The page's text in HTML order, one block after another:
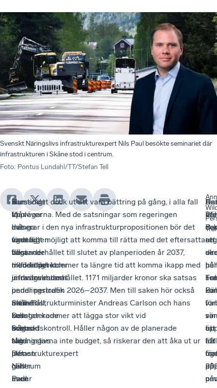
Svenskt Näringslivs infrastrukturexpert Nils Paul besökte seminariet där
infrastrukturen i Skåne stod i centrum.
Foto: Pontus Lundahl/TT/Stefan Tell
Hur
står
det
egentligen
till
med
infrastrukturen
i
Skåne?
Den
frågan
stod
i
centrum
under
–
Vi
har
under
flera
mandatperioder
underinvesterat
i
underhåll,
konstaterade
Svenskt
Näringslivs
infrastrukturexpert
Nils
Paul.
Samtidigt
upplever
många
företag
bristande
tillförlitlighet
i
pendlingstrafik
med
buss
och
tåg.
Det
gäller
även
Nu ser det dock ut att vara bättring på gång, i alla fall
för vägarna. Med de satsningar som regeringen
aviserar i den nya infrastrukturpropositionen bör det
vara fullt möjligt att komma till rätta med det eftersatta
vägunderhållet till slutet av planperioden år 2037,
medan det kommer ta längre tid att komma ikapp med
järnvägsunderhållet. 1171 miljarder kronor ska satsas
under perioden 2026–2037. Men till saken hör också
att infrastrukturminister Andreas Carlson och hans
kollegor kommer att lägga stor vikt vid
kostnadskontroll. Håller någon av de planerade
satsningarna inte budget, så riskerar den att åka ut ur
planen.
att
se
hur
för
en
att
på:
på
i
sin
tur
att
om